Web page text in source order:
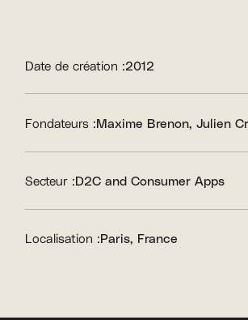
Date de création :2012
Fondateurs :Maxime Brenon Julien
Secteur :D2C and Consumer Apps
Localisation :Paris, France